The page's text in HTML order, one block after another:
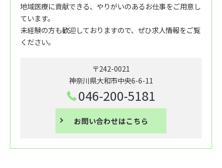
地域医療に貢献できる、やりがいのあるお仕事をご用意し
ています。
未経験の方も歓迎しておりますので、ぜひ求人情報をご覧
ください。
〒242-0021
神奈川県大和市中央6-6-11
046-200-5181
お問い合わせはこちら